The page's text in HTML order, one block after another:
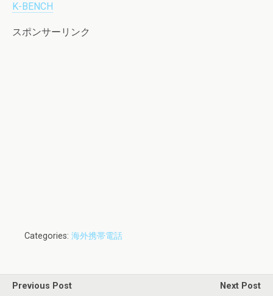
K-BENCH
スポンサーリンク
Categories: 海外携帯電話
Previous Post
Next Post